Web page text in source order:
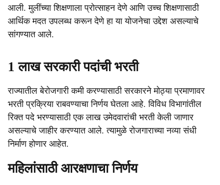
आली. मुलींच्या शिक्षणाला प्रोत्साहन देणे आणि उच्च शिक्षणासाठी
आर्थिक मदत उपलब्ध करून देणे हा या योजनेचा उद्देश असल्याचे
सांगण्यात आले.
1 लाख सरकारी पदांची भरती
राज्यातील बेरोजगारी कमी करण्यासाठी सरकारने मोठ्या प्रमाणावर
भरती प्रक्रिया राबवण्याचा निर्णय घेतला आहे. विविध विभागांतील
रिक्त पदे भरण्यासाठी एक लाख उमेदवारांची भरती केली जाणार
असल्याचे जाहीर करण्यात आले. त्यामुळे रोजगाराच्या नव्या संधी
निर्माण होणार आहेत.
महिलांसाठी आरक्षणाचा निर्णय